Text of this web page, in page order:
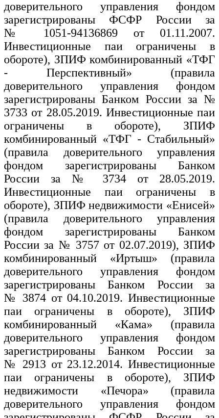
доверительного управления фондом
зарегистрированы ФСФР России за
№ 1051-94136869 от 01.11.2007.
Инвестиционные паи ограничены в
обороте), ЗПИФ комбинированный «ТФГ
- Перспективный» (правила
доверительного управления фондом
зарегистрированы Банком России за №
3733 от 28.05.2019. Инвестиционные паи
ограничены в обороте), ЗПИФ
комбинированный «ТФГ - Стабильный»
(правила доверительного управления
фондом зарегистрированы Банком
России за № 3734 от 28.05.2019.
Инвестиционные паи ограничены в
обороте), ЗПИФ недвижимости «Енисей»
(правила доверительного управления
фондом зарегистрированы Банком
России за № 3757 от 02.07.2019), ЗПИФ
комбинированный «Иртыш» (правила
доверительного управления фондом
зарегистрированы Банком России за
№ 3874 от 04.10.2019. Инвестиционные
паи ограничены в обороте), ЗПИФ
комбинированный «Кама» (правила
доверительного управления фондом
зарегистрированы Банком России за
№ 2913 от 23.12.2014. Инвестиционные
паи ограничены в обороте), ЗПИФ
недвижимости «Печора» (правила
доверительного управления фондом